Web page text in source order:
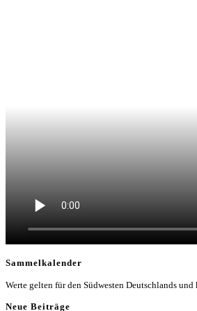
Sammelkalender
Werte gelten für den Südwesten Deutschlands
Neue Beiträge